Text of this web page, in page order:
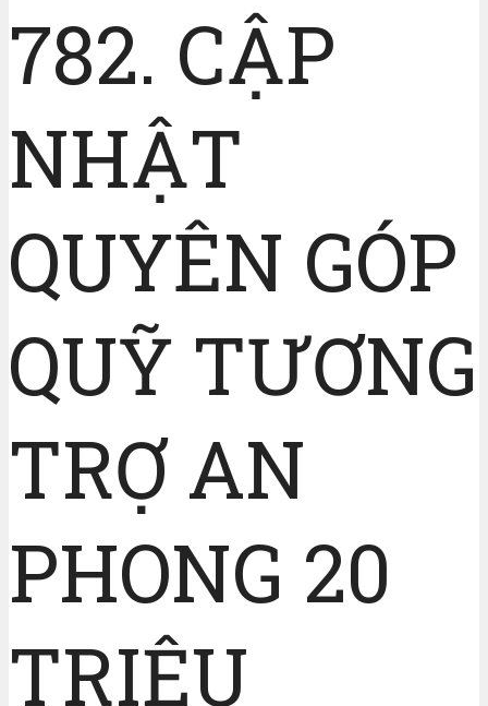
782. CẬP
NHẬT
QUYÊN GÓP
QUỸ TƯƠNG
TRỢ AN
PHONG 20
TRIỆU